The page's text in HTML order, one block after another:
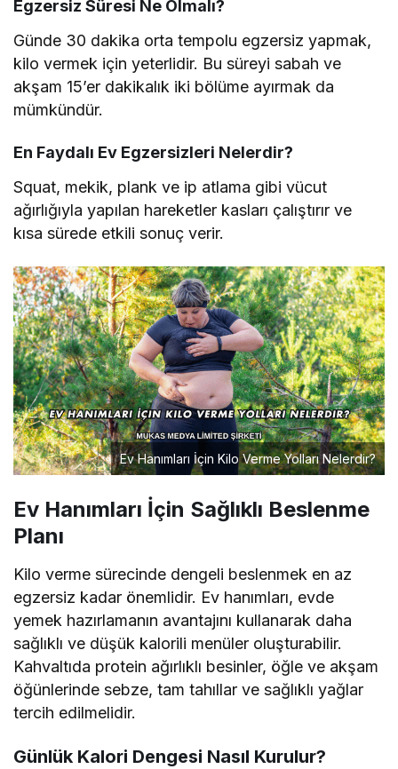
Egzersiz Süresi Ne Olmalı?
Günde 30 dakika orta tempolu egzersiz yapmak,
kilo vermek için yeterlidir. Bu süreyi sabah ve
akşam 15’er dakikalık iki bölüme ayırmak da
mümkündür.
En Faydalı Ev Egzersizleri Nelerdir?
Squat, mekik, plank ve ip atlama gibi vücut
ağırlığıyla yapılan hareketler kasları çalıştırır ve
kısa sürede etkili sonuç verir.
Ev Hanımları İçin Kilo Verme Yolları Nelerdir?
Ev Hanımları İçin Sağlıklı Beslenme
Planı
Kilo verme sürecinde dengeli beslenmek en az
egzersiz kadar önemlidir. Ev hanımları, evde
yemek hazırlamanın avantajını kullanarak daha
sağlıklı ve düşük kalorili menüler oluşturabilir.
Kahvaltıda protein ağırlıklı besinler, öğle ve akşam
öğünlerinde sebze, tam tahıllar ve sağlıklı yağlar
tercih edilmelidir.
Günlük Kalori Dengesi Nasıl Kurulur?